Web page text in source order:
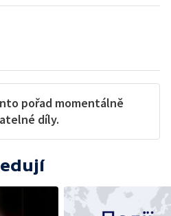
pořad momentálně
díly.